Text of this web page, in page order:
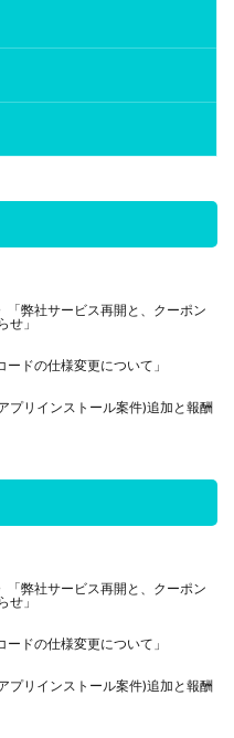
「弊社サービス再開と、クーポン
せ」
ドの仕様変更について」
プリインストール案件)追加と報酬
「弊社サービス再開と、クーポン
せ」
ドの仕様変更について」
プリインストール案件)追加と報酬